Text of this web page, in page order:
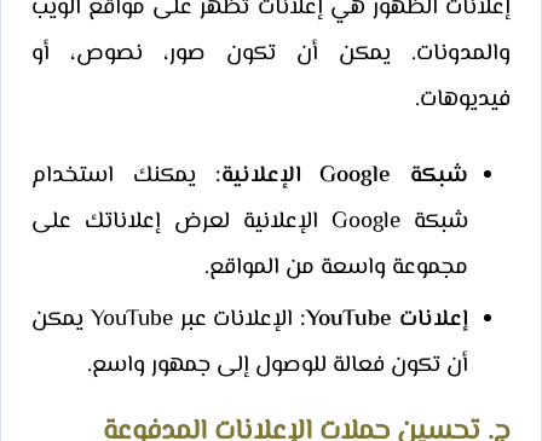
إعلانات الظهور هي إعلانات تظهر على مواقع الويب
والمدونات. يمكن أن تكون صور، نصوص، أو
فيديوهات.
شبكة Google الإعلانية:
يمكنك استخدام
شبكة Google الإعلانية لعرض إعلاناتك على
مجموعة واسعة من المواقع.
إعلانات YouTube:
الإعلانات عبر YouTube يمكن
أن تكون فعالة للوصول إلى جمهور واسع.